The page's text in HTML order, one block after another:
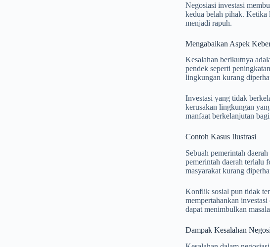
Negosiasi investasi
kedua belah pihak. Ketika
menjadi rapuh.
Mengabaikan Aspek
Kesalahan berikutnya
pendek seperti
lingkungan kurang
Investasi yang tidak
kerusakan lingkungan
manfaat berkelanjutan
Contoh Kasus Ilustrasi
Sebuah pemerintah
pemerintah daerah terlalu
masyarakat kurang
Konflik sosial pun tidak
mempertahankan
dapat menimbulkan
Dampak Kesalahan